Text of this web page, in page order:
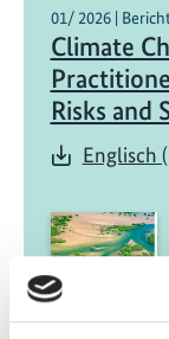
01/ 2026 |
Climate
Risks and
Englisch